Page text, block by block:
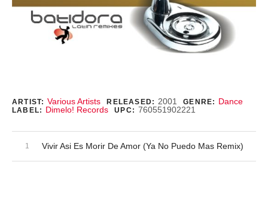
Record Details
ARTIST: Various Artists RELEASED: 2001 GENRE: Dance
LABEL: Dimelo! Records UPC: 760551902221
Record Tracklist
Vivir Asi Es Morir De Amor (Ya No Puedo Mas Remix)